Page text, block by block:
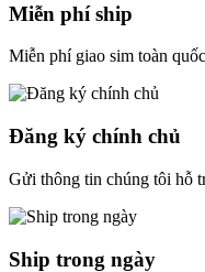
Miễn phí ship
Miễn phí giao sim toàn quốc
Đăng ký chính chủ
Gửi thông tin chúng tôi hỗ
Ship trong ngày